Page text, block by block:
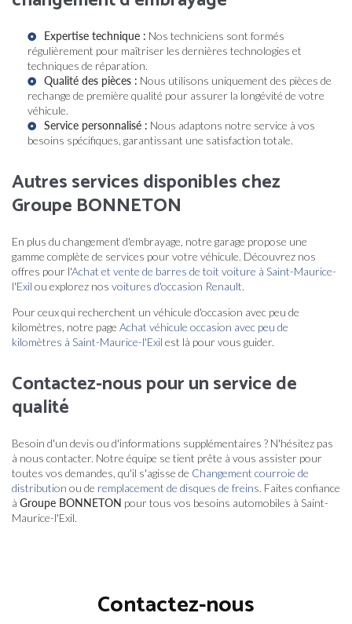
Expertise technique : Nos techniciens sont formés
régulièrement pour maîtriser les dernières technologies et
techniques de réparation.
Qualité des pièces : Nous utilisons uniquement des pièces de
rechange de première qualité pour assurer la longévité de votre
véhicule.
Service personnalisé : Nous adaptons notre service à vos
besoins spécifiques, garantissant une satisfaction totale.
Autres services disponibles chez
Groupe BONNETON
En plus du changement d'embrayage, notre garage propose une
gamme complète de services pour votre véhicule. Découvrez nos
offres pour l'Achat et vente de barres de toit voiture à Saint-Maurice-
l'Exil ou explorez nos voitures d'occasion Renault.
Pour ceux qui recherchent un véhicule d'occasion avec peu de
kilomètres, notre page Achat véhicule occasion avec peu de
kilomètres à Saint-Maurice-l'Exil est là pour vous guider.
Contactez-nous pour un service de
qualité
Besoin d'un devis ou d'informations supplémentaires ? N'hésitez pas
à nous contacter. Notre équipe se tient prête à vous assister pour
toutes vos demandes, qu'il s'agisse de Changement courroie de
distribution ou de remplacement de disques de freins. Faites confiance
à Groupe BONNETON pour tous vos besoins automobiles à Saint-
Maurice-l'Exil.
Contactez-nous